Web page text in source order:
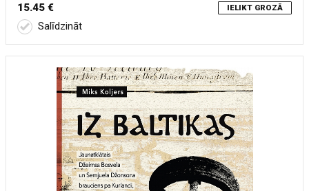
15.45 € IELIKT GROZĀ
Salīdzināt